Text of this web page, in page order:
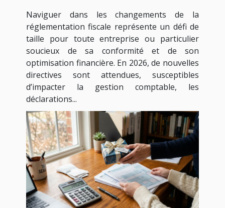
2026
Naviguer dans les changements de la
réglementation fiscale représente un défi de
taille pour toute entreprise ou particulier
soucieux de sa conformité et de son
optimisation financière. En 2026, de nouvelles
directives sont attendues, susceptibles
d’impacter la gestion comptable, les
déclarations...